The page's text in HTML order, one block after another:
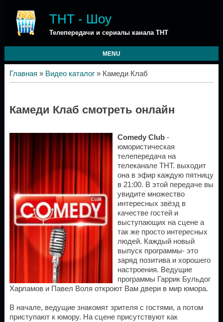
ТНТ - Шоу
Телепередачи и сериалы канала ТНТ
MENU
Главная » Видео каталог» Камеди Клаб
Камеди Клаб смотреть онлайн
Comedy Club-
юмористическая
телепередача на
телеканале ТНТ. выходит
она в эфир каждую пятницу
в 21:00. В этой передаче вы
увидите множество
интересных звёзд в
качестве гостей и
выступающих на сцене а
так же просто интересных
людей. Каждый новый
выпуск программы- это
заряд позитива и хорошего
настроения. Ведущие
программы Гаррик Бульдог
Харламов и Павел Воля откроют Вам двери в мир юмора.
В начале, ведущие знакомят зрителя с гостями, а потом
приступают к юмору. На сцене присутствуют как